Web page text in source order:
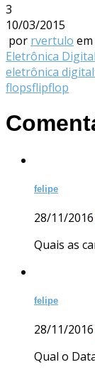
3
10/03/2015
por rvertulo em
Eletrônica Digital
eletrônica digital
flopsflipflop
felipe
28/11/2016
Quais as
felipe
28/11/2016
Qual o